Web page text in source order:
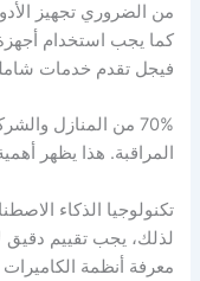
من الضروري تجهيز
كما يجب استخدام
فيجل تقدم خدمات
70% من المنازل
المراقبة. هذا يظهر
تكنولوجيا الذكاء
لذلك، يجب تقييم
معرفة أنظمة